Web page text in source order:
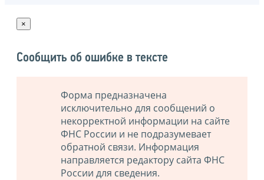
×
Сообщить об ошибке в тексте
Форма предназначена
исключительно для сообщений о
некорректной информации на сайте
ФНС России и не подразумевает
обратной связи. Информация
направляется редактору сайта ФНС
России для сведения.